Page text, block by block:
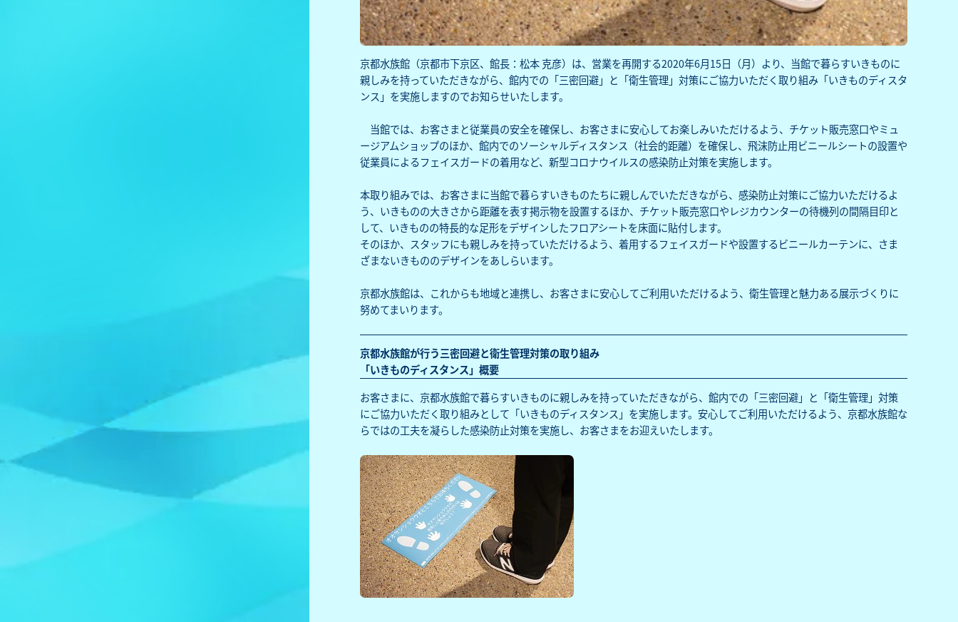
京都水族館（京都市下京区、館長：松本 克彦）は、営業を再開する2020年6月15日（月）より、当館で暮らすいきものに
親しみを持っていただきながら、館内での「三密回避」と「衛生管理」対策にご協力いただく取り組み「いきものディスタ
ンス」を実施しますのでお知らせいたします。
当館では、お客さまと従業員の安全を確保し、お客さまに安心してお楽しみいただけるよう、チケット販売窓口やミュ
ージアムショップのほか、館内でのソーシャルディスタンス（社会的距離）を確保し、飛沫防止用ビニールシートの設置や
従業員によるフェイスガードの着用など、新型コロナウイルスの感染防止対策を実施します。
本取り組みでは、お客さまに当館で暮らすいきものたちに親しんでいただきながら、感染防止対策にご協力いただけるよ
う、いきものの大きさから距離を表す掲示物を設置するほか、チケット販売窓口やレジカウンターの待機列の間隔目印と
して、いきものの特長的な足形をデザインしたフロアシートを床面に貼付します。
そのほか、スタッフにも親しみを持っていただけるよう、着用するフェイスガードや設置するビニールカーテンに、さま
ざまないきもののデザインをあしらいます。
京都水族館は、これからも地域と連携し、お客さまに安心してご利用いただけるよう、衛生管理と魅力ある展示づくりに
努めてまいります。
京都水族館が行う三密回避と衛生管理対策の取り組み
「いきものディスタンス」概要
お客さまに、京都水族館で暮らすいきものに親しみを持っていただきながら、館内での「三密回避」と「衛生管理」対策
にご協力いただく取り組みとして「いきものディスタンス」を実施します。安心してご利用いただけるよう、京都水族館な
らではの工夫を凝らした感染防止対策を実施し、お客さまをお迎えいたします。